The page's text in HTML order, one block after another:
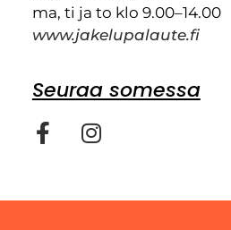
ma, ti ja to klo 9.00–14.00
www.jakelupalaute.fi
Seuraa somessa